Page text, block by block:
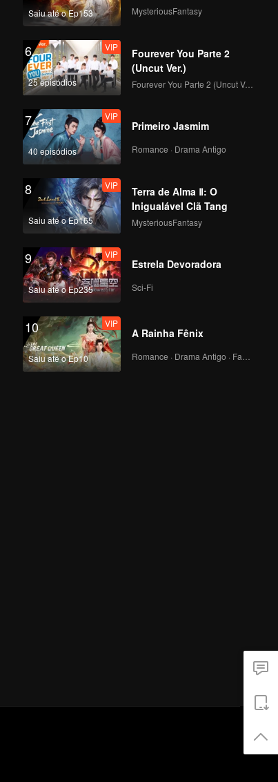
VIP Python(Moving Ver.)
VIP I Dream(Moving Ver.)
VIP No Way(Moving Ver.)
Saiu até o Ep153 MysteriousFantasy
6
25 episódios
VIP
Fourever You Parte 2
(Uncut Ver.)
Fourever You Parte 2 (Uncut Ver.)
7
40 episódios
VIP
Primeiro Jasmim
Romance · Drama Antigo
8
Saiu até o Ep165
VIP
Terra de Alma Ⅱ: O
Inigualável Clã Tang
MysteriousFantasy
9
Saiu até o Ep235
VIP
Estrela Devoradora
Sci-Fi
10
Saiu até o Ep10
VIP
A Rainha Fênix